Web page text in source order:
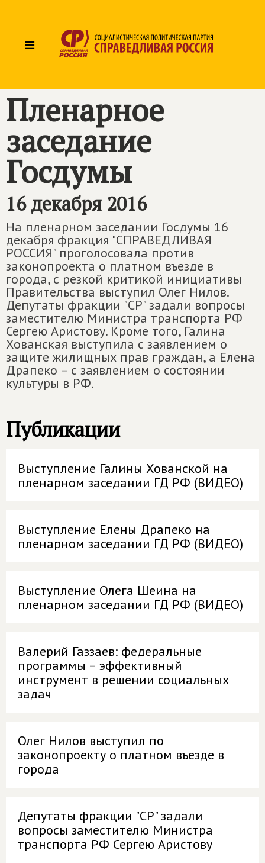
≡
Пленарное
заседание
Госдумы
16 декабря 2016
На пленарном заседании Госдумы 16
декабря фракция "СПРАВЕДЛИВАЯ
РОССИЯ" проголосовала против
законопроекта о платном въезде в
города, с резкой критикой инициативы
Правительства выступил Олег Нилов.
Депутаты фракции "СР" задали вопросы
заместителю Министра транспорта РФ
Сергею Аристову. Кроме того, Галина
Хованская выступила с заявлением о
защите жилищных прав граждан, а Елена
Драпеко – с заявлением о состоянии
культуры в РФ.
Публикации
Выступление Галины Хованской на
пленарном заседании ГД РФ (ВИДЕО)
Выступление Елены Драпеко на
пленарном заседании ГД РФ (ВИДЕО)
Выступление Олега Шеина на
пленарном заседании ГД РФ (ВИДЕО)
Валерий Газзаев: федеральные
программы – эффективный
инструмент в решении социальных
задач
Олег Нилов выступил по
законопроекту о платном въезде в
города
Депутаты фракции "СР" задали
вопросы заместителю Министра
транспорта РФ Сергею Аристову